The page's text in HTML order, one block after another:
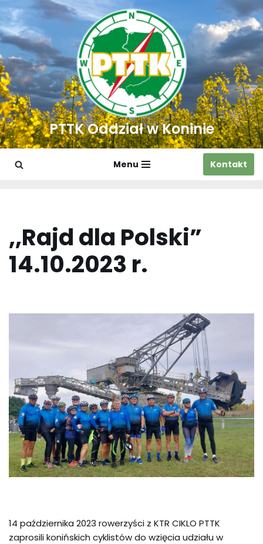
Przejdź
do
treści
PTTK Oddział w Koninie
Menu Kontakt
,,Rajd dla Polski”
14.10.2023 r.
14 października 2023 rowerzyści z KTR CIKLO PTTK
zaprosili konińskich cyklistów do wzięcia udziału w